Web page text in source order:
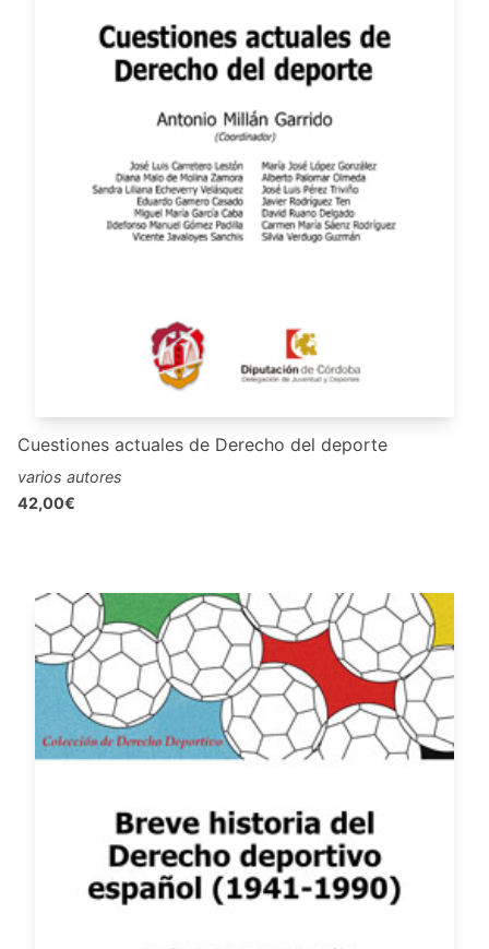
Cuestiones actuales de Derecho del deporte
varios autores
42,00€